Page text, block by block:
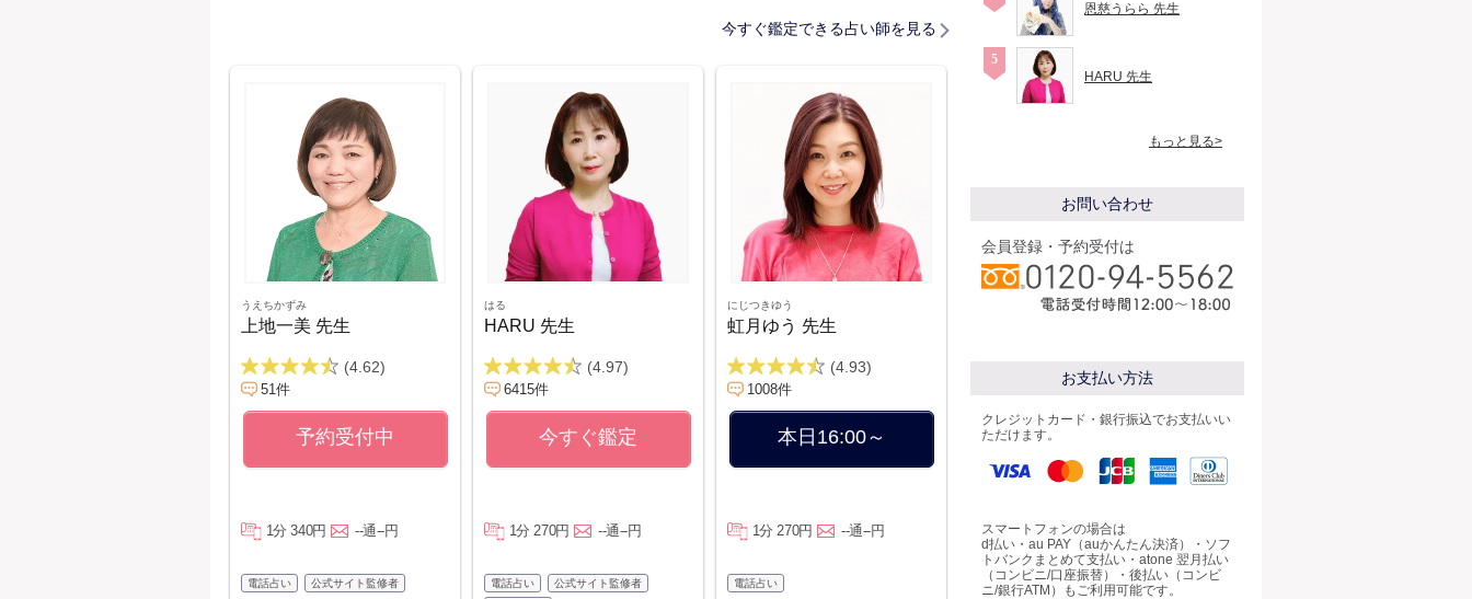
今すぐ鑑定できる占い師を見る
うえちかずみ
上地一美 先生
(4.62)
51件
予約受付中
1分 340円 --通--円
電話占い 公式サイト監修者
はる
HARU 先生
(4.97)
6415件
今すぐ鑑定
1分 270円 --通--円
電話占い
公式サイト監修者
にじつきゆう
虹月ゆう 先生
(4.93)
1008件
本日16:00～
1分 270円 --通--円
電話占い
恩慈うらら 先生
HARU 先生
もっと見る>
お問い合わせ
会員登録・予約受付は
お支払い方法
クレジットカード・銀行振込でお支払いい
ただけます。
スマートフォンの場合は
d払い・au PAY（auかんたん決済）・ソフ
トバンクまとめて支払い・atone 翌月払い
（コンビニ/口座振替）・後払い（コンビ
ニ/銀行ATM）もご利用可能です。